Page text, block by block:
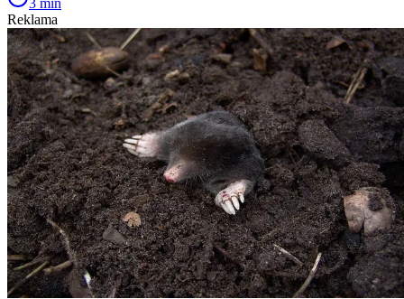
3 min
Reklama